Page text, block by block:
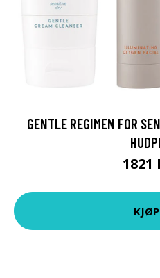
GENTLE REGIMEN FOR
1821